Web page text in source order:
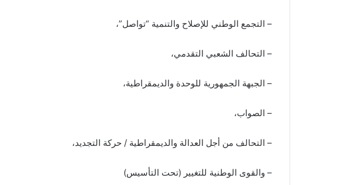
– التجمع الوطني للإصلاح والتنمية “تواصل”،
– التحالف الشعبي التقدمي،
– الجبهة الجمهورية للوحدة والديمقراطية،
– الصواب،
– التحالف من أجل العدالة والديمقراطية / حركة التجديد،
– والقوى الوطنية للتغيير (تحت التأسيس)